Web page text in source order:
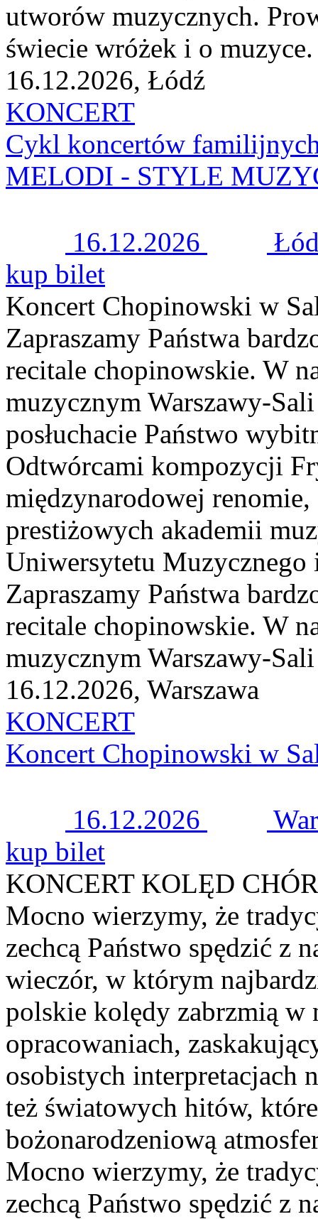
utworów muzycznych.
świecie wróżek i o
16.12.2026, Łódź
KONCERT
Cykl koncertów
MELODI - STYLE
16.12.2026
kup bilet
Koncert Chopinowski w
Zapraszamy Państwa
recitale chopinowskie. W
muzycznym Warszawy-
posłuchacie Państwo
Odtwórcami kompozycji
międzynarodowej
prestiżowych akademii
Uniwersytetu Muzycznego
Zapraszamy Państwa
recitale chopinowskie. W
muzycznym Warszawy-
16.12.2026, Warszawa
KONCERT
Koncert Chopinowski w
16.12.2026
kup bilet
KONCERT KOLĘD
Mocno wierzymy, że
zechcą Państwo spędzić z
wieczór, w którym
polskie kolędy zabrzmią w
opracowaniach,
osobistych interpretacjach
też światowych hitów,
bożonarodzeniową
Mocno wierzymy, że
zechcą Państwo spędzić z